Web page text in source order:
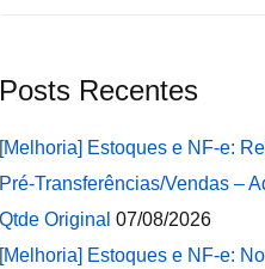
Posts Recentes
[Melhoria] Estoques e NF-e:
Pré-Transferências/Vendas –
Qtde Original 07/08/2026
[Melhoria] Estoques e NF-e: